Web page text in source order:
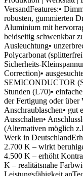
VersandFeatures:•
robusten, gummierten
Aluminium mit
beidseitig schwenkbar
Ausleuchtung•
Polycarbonat
Sicherheits-
Correction)•
SEMICONDUCTOR
Stunden (L70)•
der Fertigung oder
Anschraublaschen• gut
Ausschalten•
(Alternativen möglich
Werk in
2.700 K – wirkt
4.500 K – erhöht
K – realitätsnahe